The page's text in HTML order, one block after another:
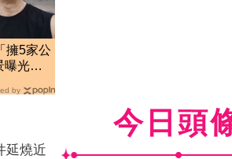
擁5家公
光：
by
延燒近
今日頭